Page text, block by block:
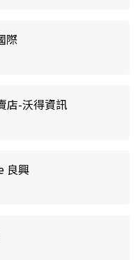
際
店-沃得資訊
良興